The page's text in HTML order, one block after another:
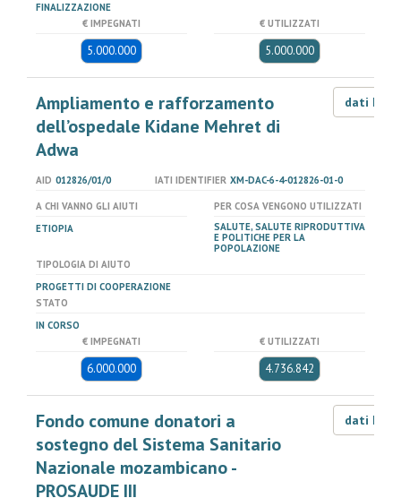
FINALIZZAZIONE
€ IMPEGNATI
5.000.000
€ UTILIZZATI
5.000.000
Ampliamento e rafforzamento
dell’ospedale Kidane Mehret di
Adwa
dati LOD
AID 012826/01/0 IATI IDENTIFIER XM-DAC-6-4-012826-01-0
A CHI VANNO GLI AIUTI
ETIOPIA
PER COSA VENGONO UTILIZZATI
SALUTE, SALUTE RIPRODUTTIVA
E POLITICHE PER LA
POPOLAZIONE
TIPOLOGIA DI AIUTO
PROGETTI DI COOPERAZIONE
STATO
IN CORSO
€ IMPEGNATI
6.000.000
€ UTILIZZATI
4.736.842
Fondo comune donatori a
sostegno del Sistema Sanitario
Nazionale mozambicano -
PROSAUDE III
dati LOD